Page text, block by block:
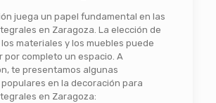
juega un papel fundamental en las
en Zaragoza. La elección de
materiales y los muebles puede
por completo un espacio. A
te presentamos algunas
en la decoración para
en Zaragoza: